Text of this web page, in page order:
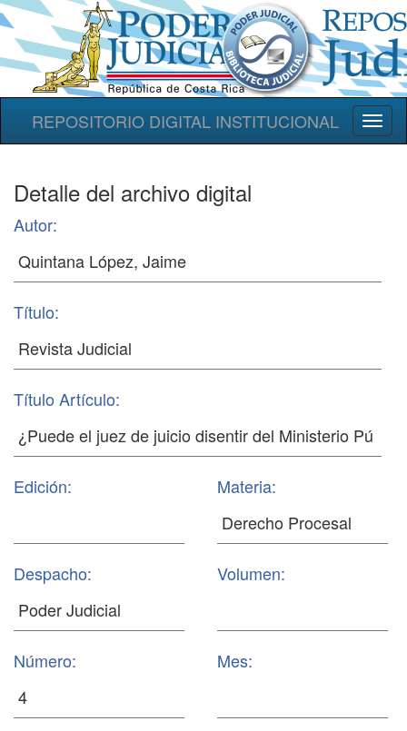
REPOSITORIO DIGITAL INSTITUCIONAL
Detalle del archivo digital
Autor:
Título:
Título Artículo:
Edición: Materia:
Despacho: Volumen:
Número: Mes: